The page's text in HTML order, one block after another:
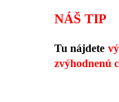
NÁŠ TIP
Tu nájdete
zvýhodnenú